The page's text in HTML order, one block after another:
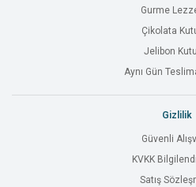
Gurme
Çikolata
Jelibon
Aynı Gün
Gizlilik
Güvenli
KVKK
Satış